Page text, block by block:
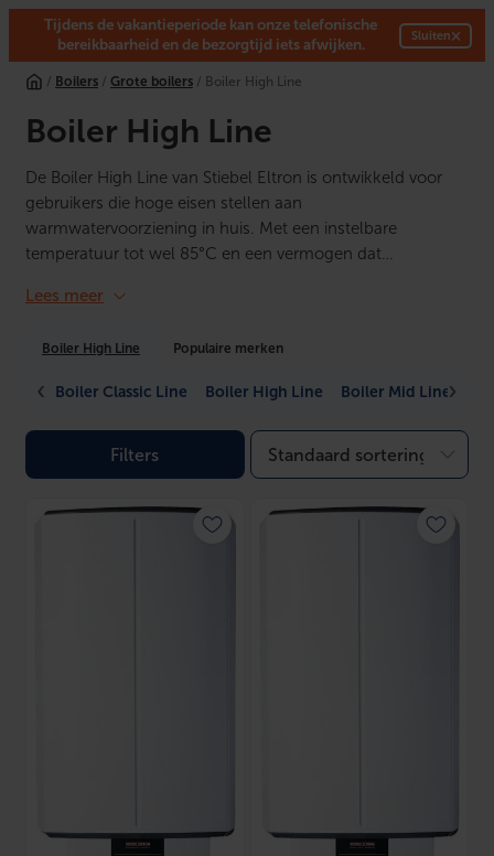
Tijdens de vakantieperiode kan onze telefonische
bereikbaarheid en de bezorgtijd iets afwijken.
Sluiten×
naar
inhoud
/ Boilers / Grote boilers / Boiler High Line
Boiler High Line
De Boiler High Line van Stiebel Eltron is ontwikkeld voor
gebruikers die hoge eisen stellen aan
warmwatervoorziening in huis. Met een instelbare
temperatuur tot wel 85°C en een vermogen dat…
Lees meer
Boiler High Line Populaire merken
Boiler Classic Line Boiler High Line Boiler Mid Line
Filters